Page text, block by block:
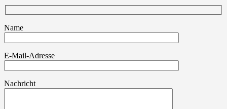
Name
E-Mail-Adresse
Nachricht